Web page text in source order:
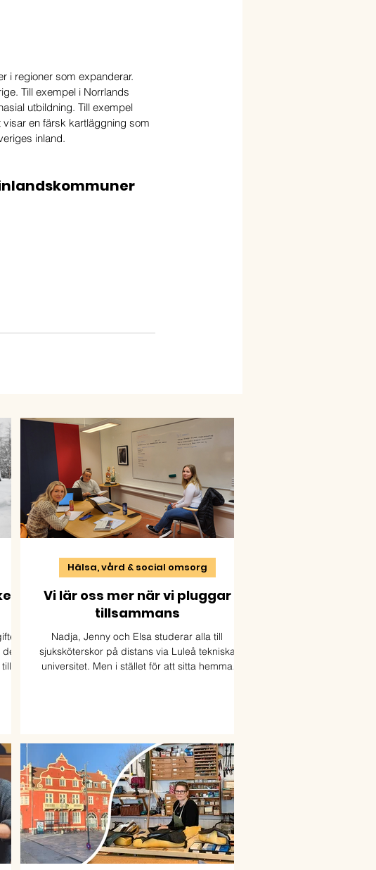
i regioner som expanderar.
Till exempel i Norrlands
utbildning. Till exempel
en färsk kartläggning som
inland.
Vi lär oss mer när vi pluggar
tillsammans
Nadja, Jenny och Elsa studerar alla till
sjuksköterskor på distans via Luleå tekniska
universitet. Men i stället för att sitta hemma
Hälsa, vård & social omsorg